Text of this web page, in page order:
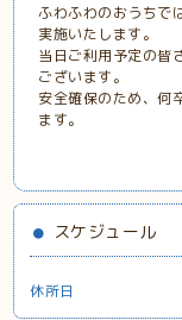
ふわふわのおうちで
実施いたします。
当日ご利用予定の皆
ございます。
安全確保のため、何
ます。
スケジュール
休所日